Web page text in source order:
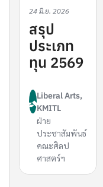
24 มิ.ย. 2026
สรุป
ประเภท
ทุน 2569
Liberal Arts,
KMITL
ฝ่าย
ประชาสัมพันธ์
คณะศิลป
ศาสตร์ฯ